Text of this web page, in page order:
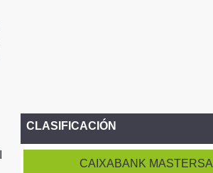
CLASIFICACIÓN
CAIXABANK MASTERSA